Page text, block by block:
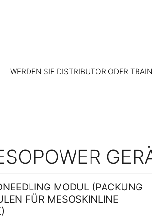
WERDEN SIE DISTRIBUTOR ODER
MODUL (PACKUNG
FÜR MESOSKINLINE